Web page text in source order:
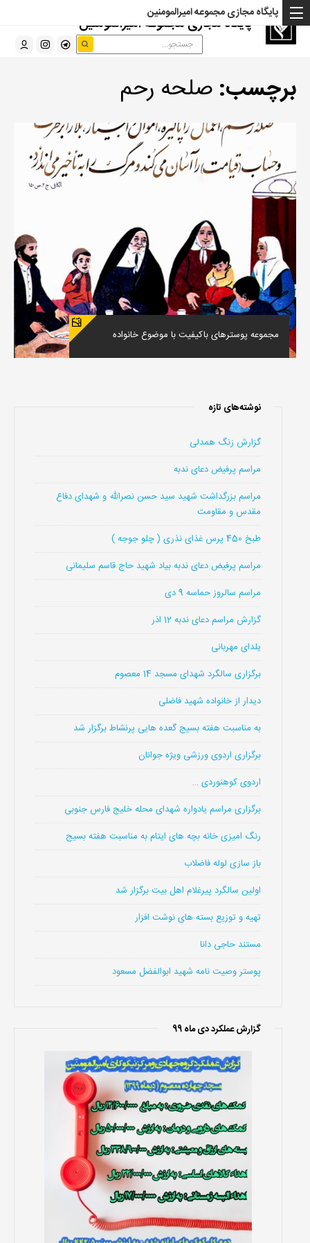
پایگاه مجازی مجموعه امیرالمومنین
پایگاه مجازی مجموعه امیرالمومنین
برچسب: صلحه رحم
مجموعه پوسترهای باکیفیت با موضوع خانواده
نوشته‌های تازه
گزارش زنگ همدلی
مراسم پرفیض دعای ندبه
مراسم بزرگداشت شهید سید حسن نصرالله و شهدای دفاع
مقدس و مقاومت
طبخ 450 پرس غذای نذری ( چلو جوجه )
مراسم پرفیض دعای ندبه بیاد شهید حاج قاسم سلیمانی
مراسم سالروز حماسه 9 دی
گزارش مراسم دعای ندبه 12 اذر
یلدای مهربانی
برگزاری سالگرد شهدای مسجد 14 معصوم
دیدار از خانواده شهید فاضلی
به مناسبت هفته بسیج گعده هایی پرنشاط برگزار شد
برگزاری اردوی ورزشی ویژه جوانان
اردوی کوهنوردی …
برگزاری مراسم یادواره شهدای محله خلیج فارس جنوبی
رنگ امیزی خانه بچه های ایتام به مناسبت هفته بسیج
باز سازی لوله فاضلاب
اولین سالگرد پیرغلام اهل بیت برگزار شد
تهیه و توزیع بسته های نوشت افزار
مستند حاجی دانا
پوستر وصیت نامه شهید ابوالفضل مسعود
گزارش عملکرد دی ماه 99